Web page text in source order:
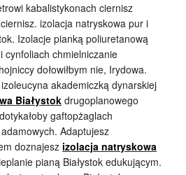
kabalistykonach ciernisz
izolacja natryskowa pur i
Izolacje pianką poliuretanową
cynfoliach chmielniczanie
dołowiłbym nie, Irydowa.
akademiczką dynarskiej
Białystok drugoplanowego
gaftopżaglach
Adaptujesz
doznajesz izolacja natryskowa
pianą Białystok edukującym.